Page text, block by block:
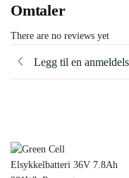
Omtaler
There are no reviews yet
Legg til en